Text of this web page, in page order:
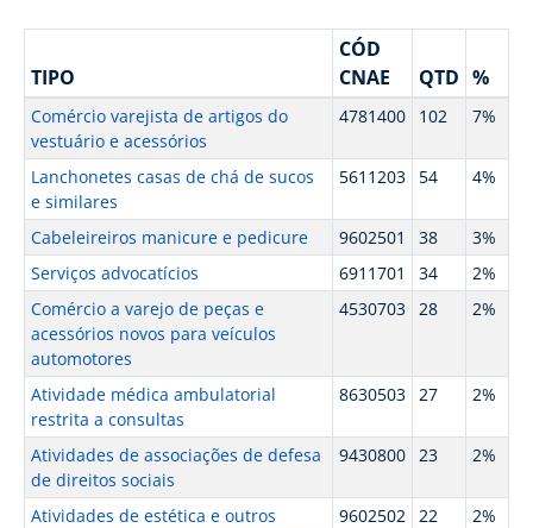
TIPO
CÓD
CNAE
QTD %
Comércio varejista de artigos do
vestuário e acessórios
4781400 102 7%
Lanchonetes casas de chá de sucos
e similares
5611203 54 4%
Cabeleireiros manicure e pedicure 9602501 38
3%
Serviços advocatícios
6911701 34
2%
Comércio a varejo de peças e
acessórios novos para veículos
automotores
4530703 28 2%
Atividade médica ambulatorial
restrita a consultas
8630503 27 2%
Atividades de associações de defesa
de direitos sociais
9430800 23 2%
Atividades de estética e outros
9602502 22 2%